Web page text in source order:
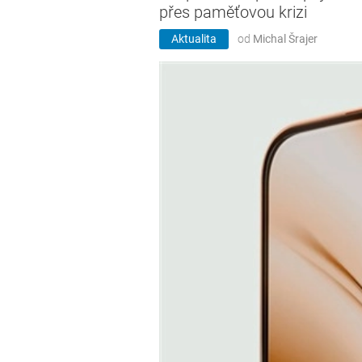
přes paměťovou krizi
Aktualita od Michal Šrajer